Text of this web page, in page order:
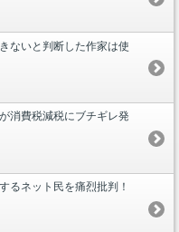
ないと判断した作家は使
消費税減税にブチギレ発
るネット民を痛烈批判！